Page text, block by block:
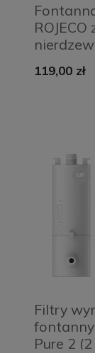
psa i
119,00 zł
Filtry
Pure 2